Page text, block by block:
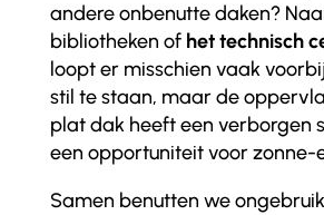
andere onbenutte daken?
bibliotheken of het technisch
loopt er misschien vaak
stil te staan, maar de
plat dak heeft een verborgen
een opportuniteit voor zonne-
Samen benutten we